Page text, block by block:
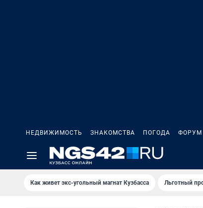
НЕДВИЖИМОСТЬ ЗНАКОМСТВА ПОГОДА ФОРУМ
Как живет экс-угольный магнат Кузбасса Льготный